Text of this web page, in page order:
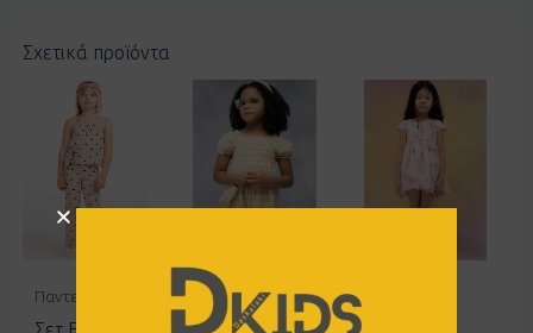
Σχετικά προϊόντα
Παντελόνια Φορέματα